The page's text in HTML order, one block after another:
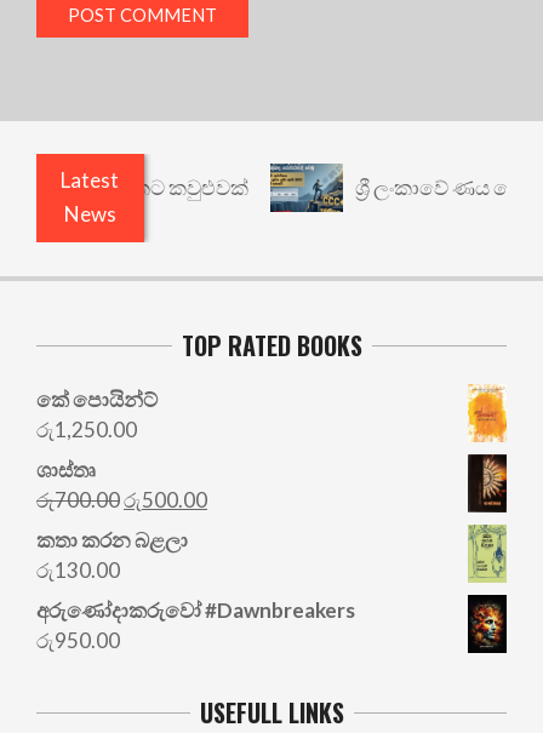
Latest
News
යථාර්ථයකට කවුළුවක් ශ්‍රී ලංකාවේ ණය
TOP RATED BOOKS
කේ පොයින්ට්
රු1,250.00
ශාස්තෘ
රු700.00Original
price
was:
රු500.00Current
කතා කරන බළලා
රු130.00
අරු‍ණෝදාකරුවෝ #Dawnbreakers
රු950.00
USEFULL LINKS